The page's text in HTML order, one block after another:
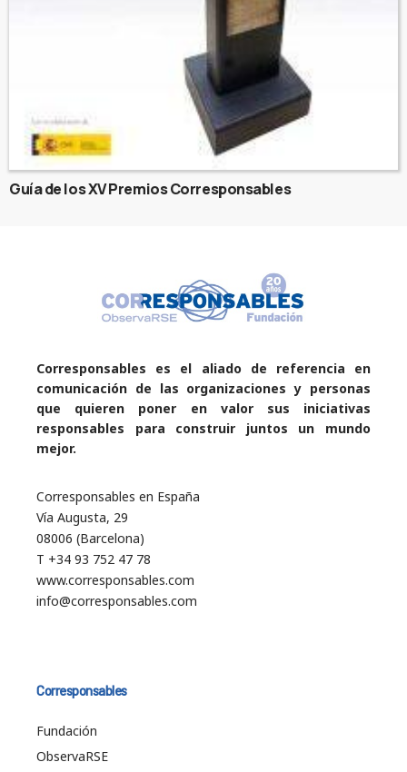
Guía de los XV Premios Corresponsables
Corresponsables es el aliado de referencia en
comunicación de las organizaciones y personas
que quieren poner en valor sus iniciativas
responsables para construir juntos un mundo
mejor.
Corresponsables en España
Vía Augusta, 29
08006 (Barcelona)
T +34 93 752 47 78
www.corresponsables.com
info@corresponsables.com
Corresponsables
Fundación
ObservaRSE